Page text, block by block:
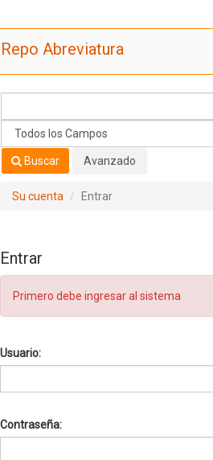
Repo Abreviatura
Buscar Avanzado
Su cuenta Entrar
Entrar
Primero debe ingresar al sistema
Usuario:
Contraseña: